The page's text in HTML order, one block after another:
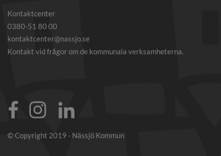
Kontaktcenter
0380-51 80 00
kontaktcenter@nassjo.se
Kontakt vid frågor om de kommunala verksamheterna.
© Copyright 2019 - Nässjö Kommun